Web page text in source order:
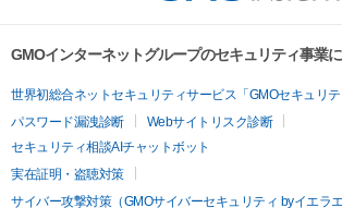
GMOインターネットグループのセキュリティ事業
世界初総合ネットセキュリティサービス「GMOセキュリテ
パスワード漏洩診断
Webサイトリスク診断
セキュリティ相談AIチャットボット
実在証明・盗聴対策
サイバー攻撃対策（GMOサイバーセキュリティ byイエラエ